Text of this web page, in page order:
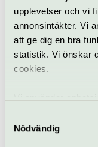
upplevelser och vi
annonsintäkter. Vi
att ge dig en bra
statistik. Vi önskar
cookies.
samt tillhandahålla
vidarebefordrar
Nödvändig
Basutställning
Milles hem och
Millesgården | Lidingö